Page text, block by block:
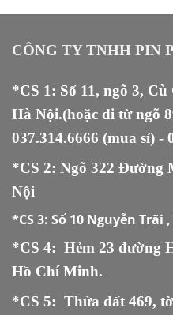
CÔNG TY TNHH PIN
*CS 1: Số 11, ngõ 3,
Hà Nội.(hoặc đi từ ngõ
037.314.6666 (mua sỉ) -
*CS 2: Ngõ 322
Nội
*CS 3: Số 10 Nguyễn Trãi
*CS 4: Hẻm 23 đường
Hồ Chí Minh.
*CS 5: Thửa đất 469,